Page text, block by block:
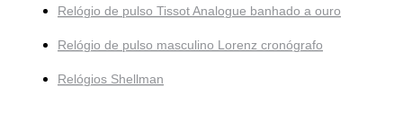
Relógio de pulso Tissot Analogue banhado a ouro
Relógio de pulso masculino Lorenz cronógrafo
Relógios Shellman